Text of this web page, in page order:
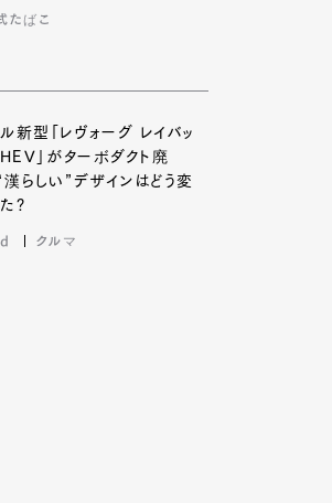
たばこ
新型「レヴォーグ レイバッ
」がターボダクト廃
漢らしい”デザインはどう変
?
クルマ